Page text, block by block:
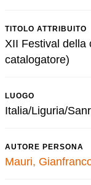
TITOLO ATTRIBUITO
XII Festival della
catalogatore)
LUOGO
Italia/Liguria/
AUTORE PERSONA
Mauri,